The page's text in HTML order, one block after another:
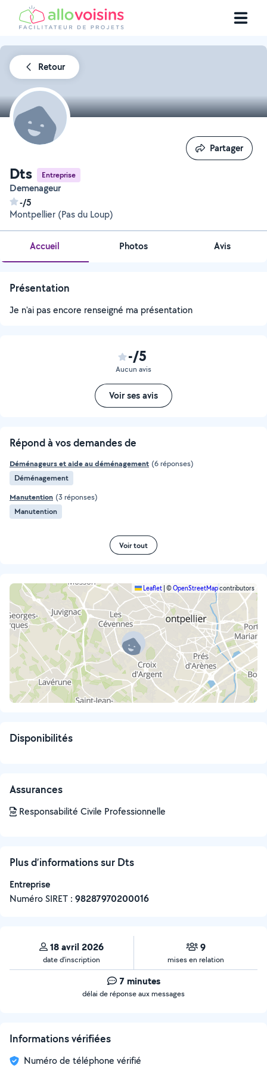
Retour
Dts Entreprise
Demenageur
-/5
Montpellier (Pas du Loup)
Partager
Partager
Accueil Photos Avis
Présentation
Je n'ai pas encore renseigné ma présentation
-/5
Aucun avis
Voir ses avis
Répond à vos demandes de
Déménageurs et aide au déménagement (6 réponses)
Déménagement
Manutention (3 réponses)
Manutention
Voir tout
Leaflet ©OpenStreetMapcontributors
Disponibilités
Assurances
Responsabilité Civile Professionnelle
Plus d’informations sur Dts
Entreprise
Numéro SIRET : ‍98287970200016
18 avril 2026
date d’inscription
9
mises en relation
7 minutes
délai de réponse aux messages
Informations vérifiées
Numéro de téléphone vérifié